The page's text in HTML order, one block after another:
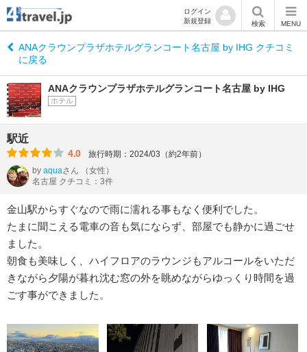
ログイン
新規登録
検索 MENU
ANAクラウンプラザホテルグランコート名古屋 by IHG クチコミ
に戻る
ANAクラウンプラザホテルグランコート名古屋 by IHG
ホテル
駅近
4.0
旅行時期：2024/03（約2年前）
by aquaさん
（女性）
名古屋 クチコミ：3件
金山駅からすぐなので雨に濡れる事もなく便利でした。
たまに聞こえる電車の音も気にならず、部屋でも静かに過ごせ
ました。
朝食も美味しく、ハイフロアのラウンジもアルコールをいただ
きながら夕陽が暮れ沈む窓の外を眺めながらゆっくり時間を過
ごす事ができました。